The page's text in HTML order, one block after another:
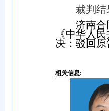
裁判结
济南合
《中华人
决：驳回原
相关信息: